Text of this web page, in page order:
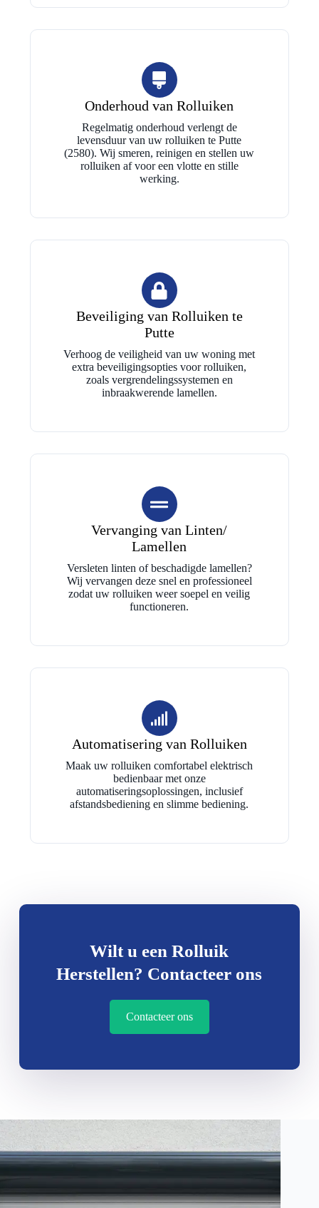
Onderhoud van Rolluiken
Regelmatig onderhoud verlengt de
levensduur van uw rolluiken te Putte
(2580). Wij smeren, reinigen en stellen uw
rolluiken af voor een vlotte en stille
werking.
Beveiliging van Rolluiken te
Putte
Verhoog de veiligheid van uw woning met
extra beveiligingsopties voor rolluiken,
zoals vergrendelingssystemen en
inbraakwerende lamellen.
Vervanging van Linten/
Lamellen
Versleten linten of beschadigde lamellen?
Wij vervangen deze snel en professioneel
zodat uw rolluiken weer soepel en veilig
functioneren.
Automatisering van Rolluiken
Maak uw rolluiken comfortabel elektrisch
bedienbaar met onze
automatiseringsoplossingen, inclusief
afstandsbediening en slimme bediening.
Wilt u een Rolluik
Herstellen? Contacteer ons
Contacteer ons